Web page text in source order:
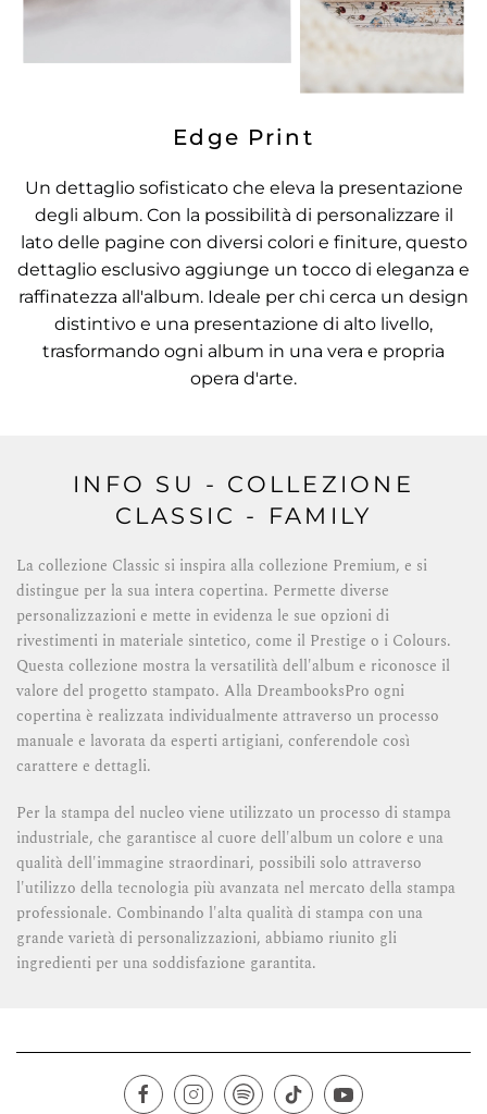
Edge Print
Un dettaglio sofisticato che eleva la presentazione
degli album. Con la possibilità di personalizzare il
lato delle pagine con diversi colori e finiture, questo
dettaglio esclusivo aggiunge un tocco di eleganza e
raffinatezza all'album. Ideale per chi cerca un design
distintivo e una presentazione di alto livello,
trasformando ogni album in una vera e propria
opera d'arte.
INFO SU - COLLEZIONE
CLASSIC - FAMILY
La collezione Classic si inspira alla collezione Premium, e si
distingue per la sua intera copertina. Permette diverse
personalizzazioni e mette in evidenza le sue opzioni di
rivestimenti in materiale sintetico, come il Prestige o i Colours.
Questa collezione mostra la versatilità dell'album e riconosce il
valore del progetto stampato. Alla DreambooksPro ogni
copertina è realizzata individualmente attraverso un processo
manuale e lavorata da esperti artigiani, conferendole così
carattere e dettagli.
Per la stampa del nucleo viene utilizzato un processo di stampa
industriale, che garantisce al cuore dell'album un colore e una
qualità dell'immagine straordinari, possibili solo attraverso
l'utilizzo della tecnologia più avanzata nel mercato della stampa
professionale. Combinando l'alta qualità di stampa con una
grande varietà di personalizzazioni, abbiamo riunito gli
ingredienti per una soddisfazione garantita.